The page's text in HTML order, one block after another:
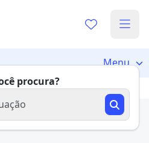
para seus estudos
Menu
procura?